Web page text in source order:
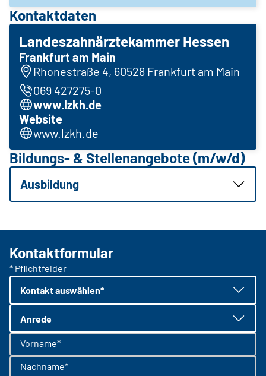
Kontaktdaten
Landeszahnärztekammer Hessen
Frankfurt am Main
Rhonestraße 4, 60528 Frankfurt am Main
069 427275-0
www.lzkh.de
Website
www.lzkh.de
Bildungs- & Stellenangebote (m/w/d)
Ausbildung
Kontaktformular
* Pflichtfelder
Kontakt auswählen*
Anrede
Vorname*
Nachname*